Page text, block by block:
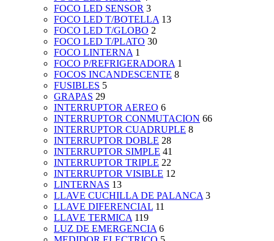
FOCO LED SENSOR 3
FOCO LED T/BOTELLA 13
FOCO LED T/GLOBO 2
FOCO LED T/PLATO 30
FOCO LINTERNA 1
FOCO P/REFRIGERADORA 1
FOCOS INCANDESCENTE 8
FUSIBLES 5
GRAPAS 29
INTERRUPTOR AEREO 6
INTERRUPTOR CONMUTACION 66
INTERRUPTOR CUADRUPLE 8
INTERRUPTOR DOBLE 28
INTERRUPTOR SIMPLE 41
INTERRUPTOR TRIPLE 22
INTERRUPTOR VISIBLE 12
LINTERNAS 13
LLAVE CUCHILLA DE PALANCA 3
LLAVE DIFERENCIAL 11
LLAVE TERMICA 119
LUZ DE EMERGENCIA 6